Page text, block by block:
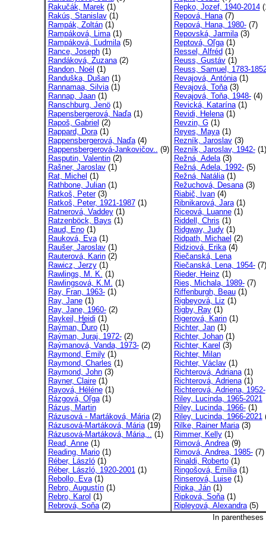
Rakučák, Marek(1)
Rakús, Stanislav(1)
Rampák, Zoltán(1)
Rampáková, Lima(1)
Rampáková, Ľudmila(5)
Rance, Joseph(1)
Randáková, Zuzana(2)
Randon, Noél (1)
Randuška, Dušan(1)
Rannamaa, Silvia(1)
Rannap, Jaan(1)
Ranschburg, Jenö(1)
Rapensbergerová, Naďa(1)
Rapoš, Gabriel (2)
Rappard, Dora(1)
Rappensbergerová, Naďa(4)
Rappensbergerová-Jankovičov.. (9)
Rasputin, Valentin(2)
Rašner, Jaroslav(1)
Rat, Michel (1)
Rathbone, Julian(1)
Ratkoš, Peter(3)
Ratkoš, Peter, 1921-1987(1)
Ratnerová, Vaddey(1)
Ratzenböck, Bays (1)
Raud, Eno(1)
Rauková, Eva(1)
Raušer, Jaroslav(1)
Rauterová, Karin(2)
Rawicz, Jerzy(1)
Rawlings, M. K. (1)
Rawlingsová, K.M. (1)
Ray, Fran, 1963-(1)
Ray, Jane(1)
Ray, Jane, 1960-(2)
Raykeil, Heidi (1)
Raýman, Ďuro(1)
Raýman, Juraj, 1972-(2)
Raýmanová, Vanda, 1973-(2)
Raymond, Emily(1)
Raymond, Charles (1)
Raymond, John(3)
Rayner, Claire(1)
Rayová, Héléne(1)
Rázgová, Oľga(1)
Rázus, Martin
Rázusová - Martáková, Mária(2)
Rázusová-Martáková, Mária(19)
Rázusová-Martáková, Mária,.. (1)
Read, Anne(1)
Reading, Mario(1)
Réber, László(1)
Réber, László, 1920-2001(1)
Rebollo, Eva(1)
Rebro, Augustín(1)
Rebro, Karol (1)
Rebrová, Soňa(2)
Repko, Jozef, 1940-2014
Repová, Hana(7)
Repová, Hana, 1980-(7)
Repovská, Jarmila(3)
Reptová, Oľga(1)
Ressel, Alfréd (1)
Reuss, Gustáv(1)
Reuss, Samuel, 1783-
Revajová, Antónia(1)
Revajová, Toňa(3)
Revajová, Toňa, 1948-(4)
Revická, Katarína(1)
Revidi, Helena(1)
Revzin, G(1)
Reyes, Maya(1)
Rezník, Jaroslav(3)
Rezník, Jaroslav, 1942-(1)
Režná, Adela(3)
Režná, Adela, 1992-(5)
Režná, Natália(1)
Režuchová, Desana(3)
Riabič, Ivan(4)
Ribnikarová, Jara(1)
Riceová, Luanne(1)
Riddell, Chris (1)
Ridgway, Judy(1)
Ridpath, Michael (2)
Ridziová, Erika(4)
Riečanská, Lena
Riečanská, Lena, 1954-(7)
Rieder, Heinz (1)
Ries, Michala, 1989-(7)
Riffenburgh, Beau(1)
Rigbeyová, Liz (1)
Rigby, Ray(1)
Rigerová, Karin(1)
Richter, Jan(1)
Richter, Johan(1)
Richter, Karel (3)
Richter, Milan
Richter, Václav(1)
Richterová, Adriana(1)
Richterová, Adriena(1)
Richterová, Adriena, 1952-
Riley, Lucinda, 1965-2021
Riley, Lucinda, 1966-(1)
Riley, Lucinda, 1966-2021
Rilke, Rainer Maria(3)
Rimmer, Kelly(1)
Rimová, Andrea(9)
Rimová, Andrea, 1985-(7)
Rinaldi, Roberto(1)
Ringošová, Emília(1)
Rinserová, Luise(1)
Ripka, Ján(1)
Ripková, Soňa(1)
Ripleyová, Alexandra(5)
In